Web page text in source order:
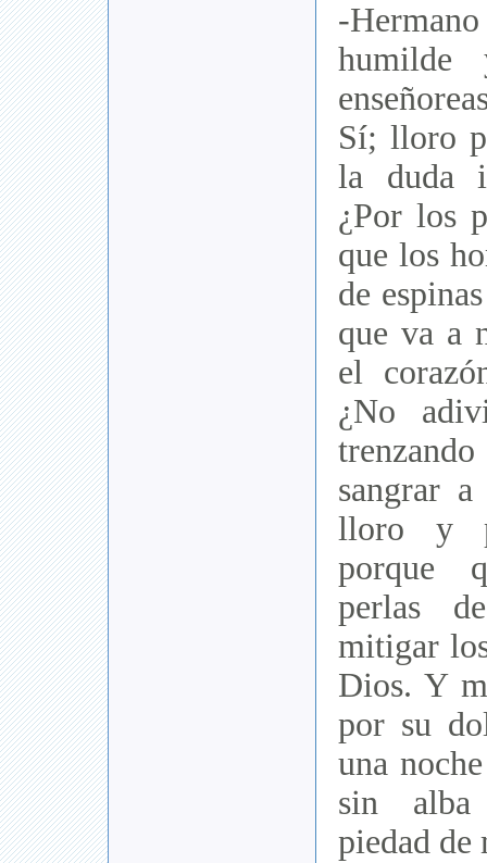
-
humilde
Sí; lloro
la duda
¿Por los
que los
de
que va a
el
¿No
sangrar
lloro y
porque
perlas
mitigar
Dios. Y
por su
una
sin alba
piedad